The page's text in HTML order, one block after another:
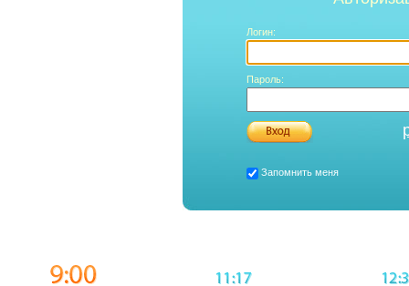
Логин:
Пароль:
Запомнить меня